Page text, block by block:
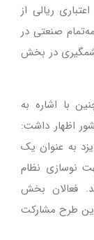
ریالی از
صنعتی در
در بخش
با اشاره به
اظهار داشت:
یزد به عنوان یک
نوسازی نظام
فعالان بخش
طرح مشارکت